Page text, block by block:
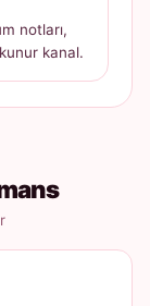
notları,
kanal.